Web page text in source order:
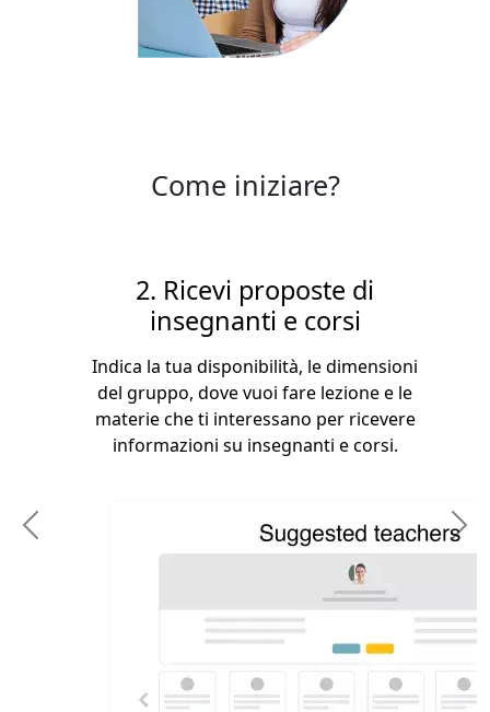
Come iniziare?
2. Ricevi proposte di
insegnanti e corsi
Indica la tua disponibilità, le dimensioni
del gruppo, dove vuoi fare lezione e le
materie che ti interessano per ricevere
informazioni su insegnanti e corsi.
Previous